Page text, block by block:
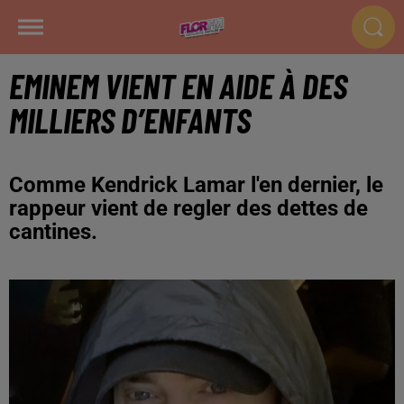
EMINEM VIENT EN AIDE À DES
MILLIERS D’ENFANTS
Comme Kendrick Lamar l'en dernier, le
rappeur vient de regler des dettes de
cantines.